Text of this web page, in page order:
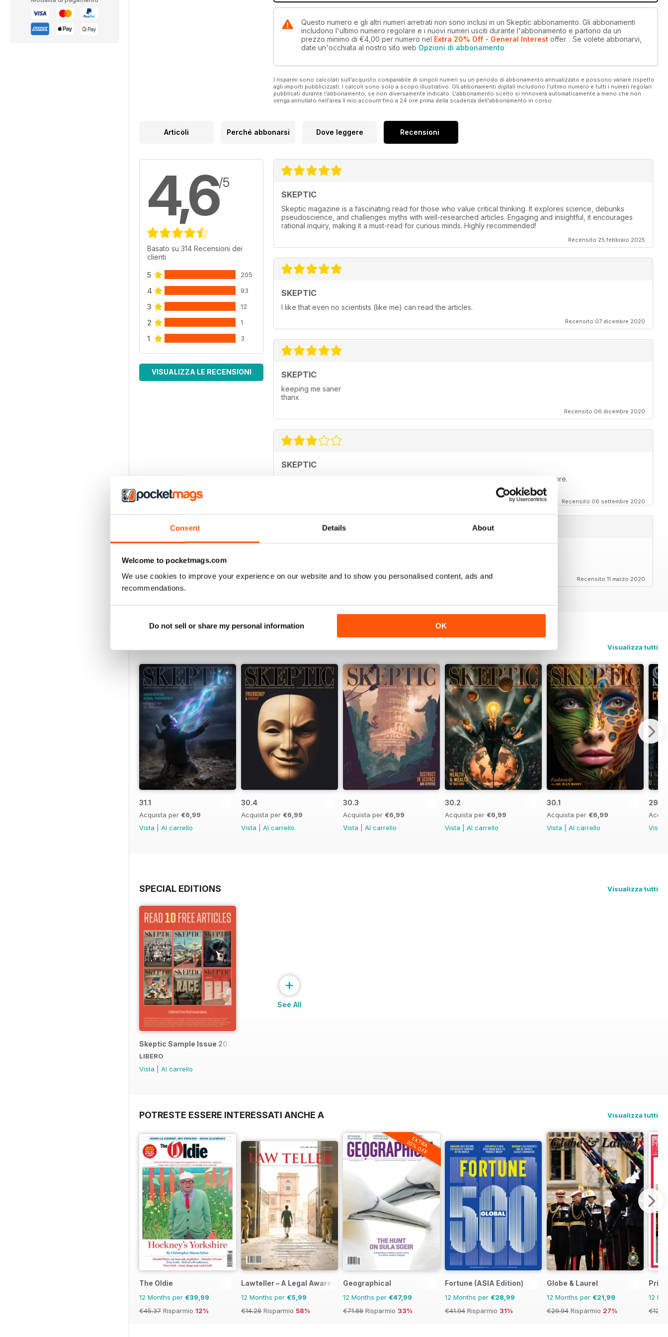
Consent Details About
Welcome to pocketmags.com
We use cookies to improve your experience on our website and to show you personalised content, ads and
recommendations.
Do not sell or share my personal information OK
Questo numero e gli altri numeri arretrati non sono inclusi in un Skeptic abbonamento. Gli abbonamenti
includono l'ultimo numero regolare e i nuovi numeri usciti durante l'abbonamento e partono da un
prezzo minimo di €4,00 per numero nel Extra 20% Off - General Interest offer. . Se volete abbonarvi,
date un'occhiata al nostro sito web Opzioni di abbonamento
I risparmi sono calcolati sull'acquisto comparabile di singoli numeri su un periodo di abbonamento annualizzato e possono variare rispetto
agli importi pubblicizzati. I calcoli sono solo a scopo illustrativo. Gli abbonamenti digitali includono l'ultimo numero e tutti i numeri regolari
pubblicati durante l'abbonamento, se non diversamente indicato. L'abbonamento scelto si rinnoverà automaticamente a meno che non
venga annullato nell'area Il mio account fino a 24 ore prima della scadenza dell'abbonamento in corso.
Articoli Perché abbonarsi Dove leggere Recensioni
4,6/5
Basato su 314 Recensioni dei
clienti
5 205
4 93
3 12
2 1
1 3
VISUALIZZA LE RECENSIONI
SKEPTIC
Skeptic magazine is a fascinating read for those who value critical thinking. It explores science, debunks
pseudoscience, and challenges myths with well-researched articles. Engaging and insightful, it encourages
rational inquiry, making it a must-read for curious minds. Highly recommended!
Recensito 25 febbraio 2025
SKEPTIC
I like that even no scientists (like me) can read the articles.
Recensito 07 dicembre 2020
SKEPTIC
keeping me saner
thanx
Recensito 06 dicembre 2020
SKEPTIC
My father used to write for the Skeptic. I just can't seem to get into the writing anymore.
Recensito 06 settembre 2020
Recensito 11 marzo 2020
Visualizza tutti
31.1
Acquista per €6,99
Vista
Al carrello
30.4
Acquista per €6,99
Vista
Al carrello
30.3
Acquista per €6,99
Vista
Al carrello
30.2
Acquista per €6,99
Vista
Al carrello
30.1
Acquista per €6,99
Vista
Al carrello
29.4
Vista
SPECIAL EDITIONS Visualizza tutti
Skeptic Sample Issue 2023
LIBERO
Vista
Al carrello
+
See All
POTRESTE ESSERE INTERESSATI ANCHE A Visualizza tutti
The Oldie
12 Months per €39,99
€45.37 Risparmio 12%
Lawteller – A Legal Awareness Magazine
12 Months per €5,99
€14.28 Risparmio 58%
EXTRA
20% OFF
Geographical
12 Months per €47,99
€71.88 Risparmio 33%
Fortune (ASIA Edition)
12 Months per €28,99
€41.94 Risparmio 31%
Globe & Laurel
12 Months per €21,99
€29.94 Risparmio 27%
12